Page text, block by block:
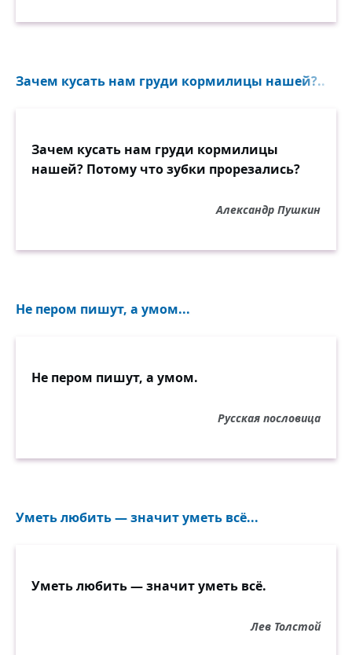
Зачем кусать нам груди кормилицы нашей?..
Зачем кусать нам груди кормилицы
нашей? Потому что зубки прорезались?
Александр Пушкин
Не пером пишут, а умом...
Не пером пишут, а умом.
Русская пословица
Уметь любить — значит уметь всё...
Уметь любить — значит уметь всё.
Лев Толстой